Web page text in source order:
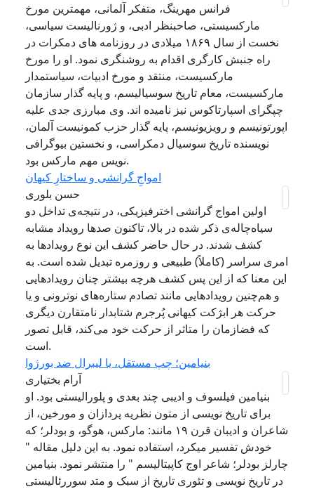
فرانس مهرینگ، متفکر آلمانی، مهمترین مورخ
مارکسیستی، صاحبنظر ادبی، و ژورنالیست سیاسی،
نخست از سال ۱۸۶۹ میلادی در روزنامه های دمکرات در
راه جنبش کارگری اقدام به روشنگری نمود. او را مورخ
مارکسیست، منتقد و مورخ ادبیات، سیاستمدار
مارکسیست، معام تاریخ سوسیالیسم، و پایه گذار سازمان
چپگرای اسپارتاکوس نیز نامیده اند. وی مبارزی جدی علیه
اپورتونیسم و رویزیونیسم، پایه گذار حزب کمونیست آلمان،
نویسنده تاریخ سوسیال دمکراسی، و نخستین بیوگرافی
نویس مهم مارکس بود.
‌امواجِ گرانشی و ساختارِ کیهان
حسن بلوری
اولین امواج گرانشی اخترفیزیکی، در نتیجه‌ی تداخل دو
سیاه‌چاله‌ی ذکر شده در بالا، تاکنون صدها رویداد مشابه
کشف شدند. در حال حاضر کشف این نوع رویدادها به
امری سراسر (کاملاً) طبیعی و روزمره تبدیل شده است. به
این معنا که از این پس کشف هرچه بیشتر چنان رویدادهایی
و هم‌چنین رویدادهایی مانند تصادم ستاره‌های نوترونی و یا
حرکت هر ابژکت کیهانی پُرجرم شتابدار نامتقارن دیگری
که فضازمان را متاثر از حرکت خود می‌کند، قابل تصور
است.
بنیامین؛ چپ مستقل، یا لیبرال ضد بورژوا
آرام بختیاری
بنیامین فیلسوف و ادیبی چند بعدی و پلورالیستی بود. او
برای تاریخ نویسی از متون نظریه پردازان و مورخین، از
شاعران و ادیبان قرن ۱۹ مانند: مارکس، هوگو، و بودلر؛ که
خودش تفسیر میکرد، استفاده نمود. به این دلیل مقاله "
چارلز بودلر؛ شاعر اوج کاپیتالیسم " را منتشر نمود. بنیامین
در تاریخ نویسی و تئوری تاریخ از سبک و متد سوررئالیستی